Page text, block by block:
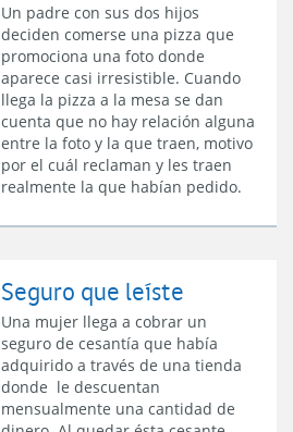
Un padre con sus dos hijos
deciden comerse una pizza que
promociona una foto donde
aparece casi irresistible. Cuando
llega la pizza a la mesa se dan
cuenta que no hay relación alguna
entre la foto y la que traen, motivo
por el cuál reclaman y les traen
realmente la que habían pedido.
Seguro que leíste
Una mujer llega a cobrar un
seguro de cesantía que había
adquirido a través de una tienda
donde le descuentan
mensualmente una cantidad de